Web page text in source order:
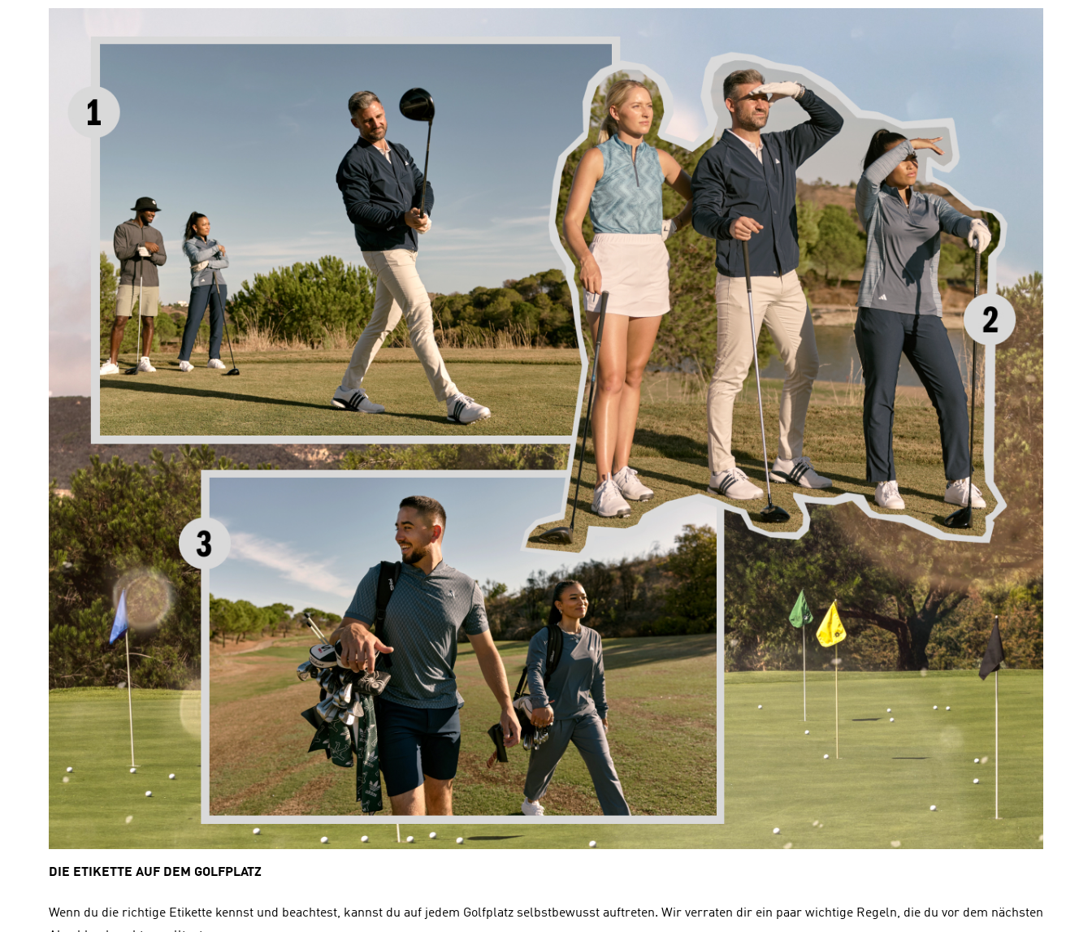
DIE ETIKETTE AUF DEM GOLFPLATZ
Wenn du die richtige Etikette kennst und beachtest, kannst du auf jedem Golfplatz selbstbewusst auftreten. Wir verraten dir ein paar wichtige Regeln, die du vor dem nächsten